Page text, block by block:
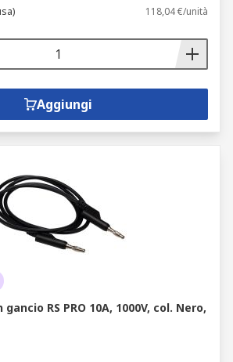
118,04 €/unità
Aggiungi
RS PRO 10A, 1000V, col. Nero,